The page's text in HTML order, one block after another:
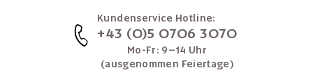
Kundenservice Hotline:
+43 (0)5 0706 3070
Mo-Fr: 9–14 Uhr
(ausgenommen Feiertage)